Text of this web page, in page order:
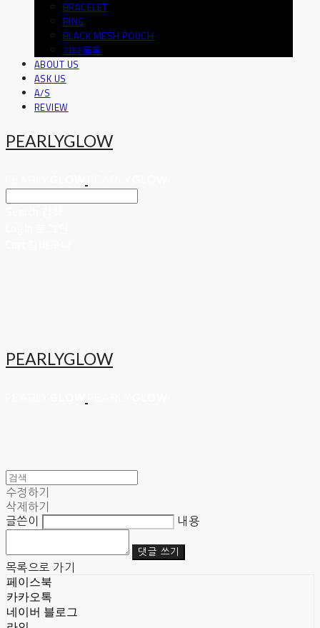
BRACELET
RING
BLACK MESH POUCH
기타품목
ABOUT US
ASK US
A/S
REVIEW
PEARLYGLOW
PEARLYGLOW
수정하기
삭제하기
글쓴이
내용
댓글 쓰기
목록으로 가기
페이스북
카카오톡
네이버 블로그